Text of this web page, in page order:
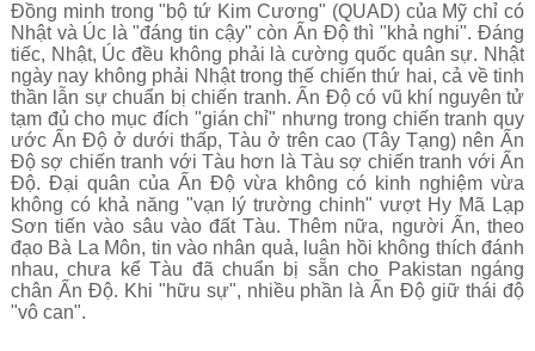
Đồng minh trong "bộ tứ Kim Cương" (QUAD) của Mỹ chỉ có
Nhật và Úc là "đáng tin cậy" còn Ấn Độ thì "khả nghi". Đáng
tiếc, Nhật, Úc đều không phải là cường quốc quân sự. Nhật
ngày nay không phải Nhật trong thế chiến thứ hai, cả về tinh
thần lẫn sự chuẩn bị chiến tranh. Ấn Độ có vũ khí nguyên tử
tạm đủ cho mục đích "gián chỉ" nhưng trong chiến tranh quy
ước Ấn Độ ở dưới thấp, Tàu ở trên cao (Tây Tạng) nên Ấn
Độ sợ chiến tranh với Tàu hơn là Tàu sợ chiến tranh với Ấn
Độ. Đại quân của Ấn Độ vừa không có kinh nghiệm vừa
không có khả năng "vạn lý trường chinh" vượt Hy Mã Lạp
Sơn tiến vào sâu vào đất Tàu. Thêm nữa, người Ấn, theo
đạo Bà La Môn, tin vào nhân quả, luân hồi không thích đánh
nhau, chưa kể Tàu đã chuẩn bị sẵn cho Pakistan ngáng
chân Ấn Độ. Khi "hữu sự", nhiều phần là Ấn Độ giữ thái độ
"vô can".